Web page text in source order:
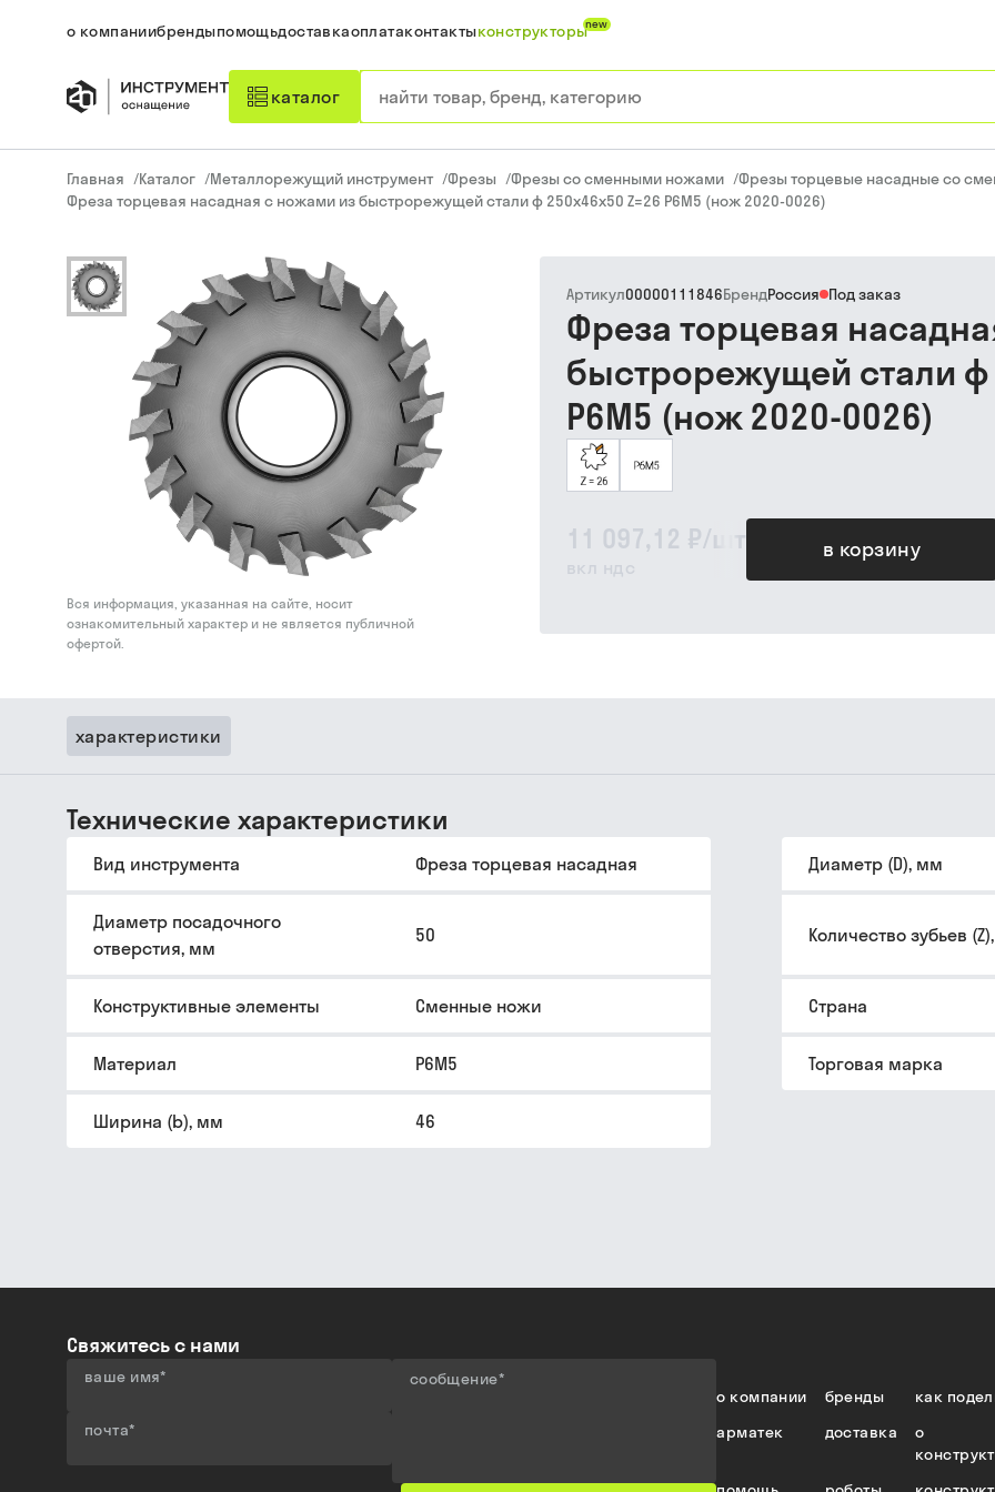
о компаниибрендыпомощьдоставкаоплатаконтактыконструкторыnew
каталог
Главная /Каталог /Металлорежущий инструмент /Фрезы /Фрезы со сменными ножами /Фрезы торцевые насадные со
Фреза торцевая насадная с ножами из быстрорежущей стали ф 250х46х50 Z=26 Р6М5 (нож 2020-0026)
Вся информация, указанная на сайте, носит
ознакомительный характер и не является публичной
офертой.
11 097,12 ₽/шт
вкл ндс
в корзину
Артикул00000111846БрендРоссия Под заказ
Фреза торцевая
быстрорежущей стали ф
Р6М5 (нож 2020-0026)
характеристики
Технические характеристики
Вид инструмента Фреза торцевая насадная Диаметр (D), мм
Диаметр посадочного
отверстия, мм
50 Количество зубьев
Конструктивные элементы Сменные ножи Страна
Материал Р6М5 Торговая марка
Ширина (b), мм 46
Свяжитесь с нами
ваше имя*
почта*
сообщение*
как
бренды
о компании
о
доставка
арматек